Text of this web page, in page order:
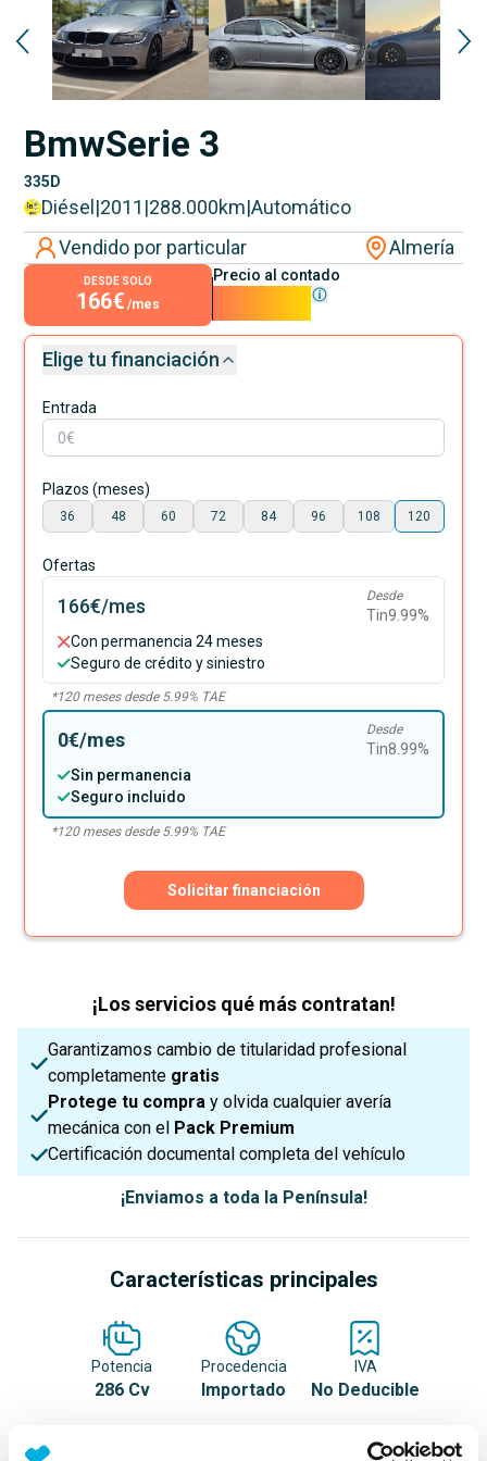
BmwSerie 3
335D
Diésel |2011 |288.000km|Automático
Vendido por particular
Almería
DESDE SOLO
166€ /mes
Precio al contado
Elige tu financiación
Entrada
Plazos (meses)
36 48 60 72 84 96 108 120
Ofertas
166€/mes Desde
Tin9.99%
Con permanencia 24 meses
Seguro de crédito y siniestro
*120meses desde 5.99% TAE
0€/mes Desde
Tin8.99%
Sin permanencia
Seguro incluido
*120meses desde 5.99% TAE
Solicitar financiación
¡Los servicios qué más contratan!
Garantizamos cambio de titularidad profesional
completamente gratis
Protege tu compra y olvida cualquier avería
mecánica con el Pack Premium
Certificación documental completa del vehículo
¡Enviamos a toda la Península!
Características principales
Potencia
286 Cv
Procedencia
Importado
IVA
No Deducible